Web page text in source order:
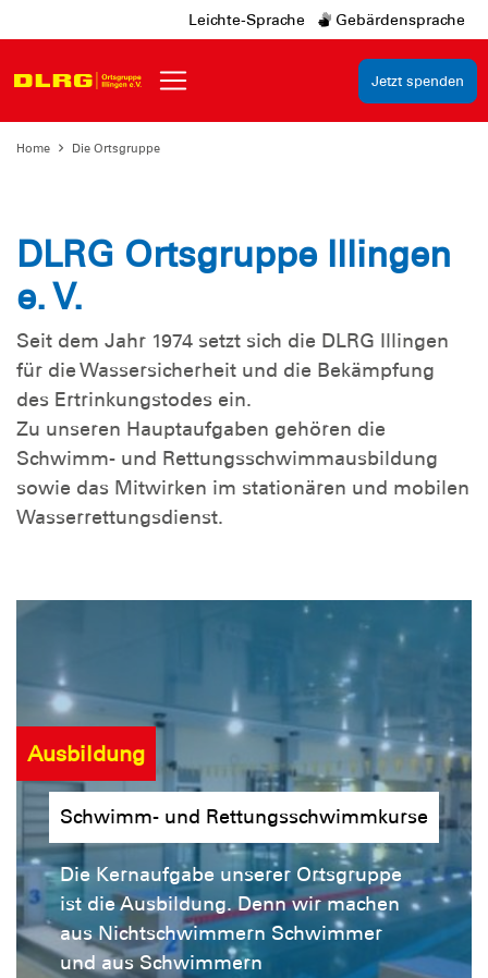
Leichte-Sprache Gebärdensprache
Jetzt spenden
Home Die Ortsgruppe
DLRG Ortsgruppe Illingen
e. V.
Seit dem Jahr 1974 setzt sich die DLRG Illingen
für die Wassersicherheit und die Bekämpfung
des Ertrinkungstodes ein.
Zu unseren Hauptaufgaben gehören die
Schwimm- und Rettungsschwimmausbildung
sowie das Mitwirken im stationären und mobilen
Wasserrettungsdienst.
Ausbildung
Schwimm- und Rettungsschwimmkurse
Die Kernaufgabe unserer Ortsgruppe
ist die Ausbildung. Denn wir machen
aus Nichtschwimmern Schwimmer
und aus Schwimmern